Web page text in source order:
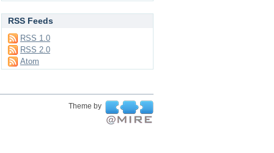
RSS Feeds
RSS 1.0
RSS 2.0
Atom
Theme by